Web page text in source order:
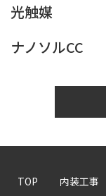
光触媒
ナノソルCC
TOP 内装工事